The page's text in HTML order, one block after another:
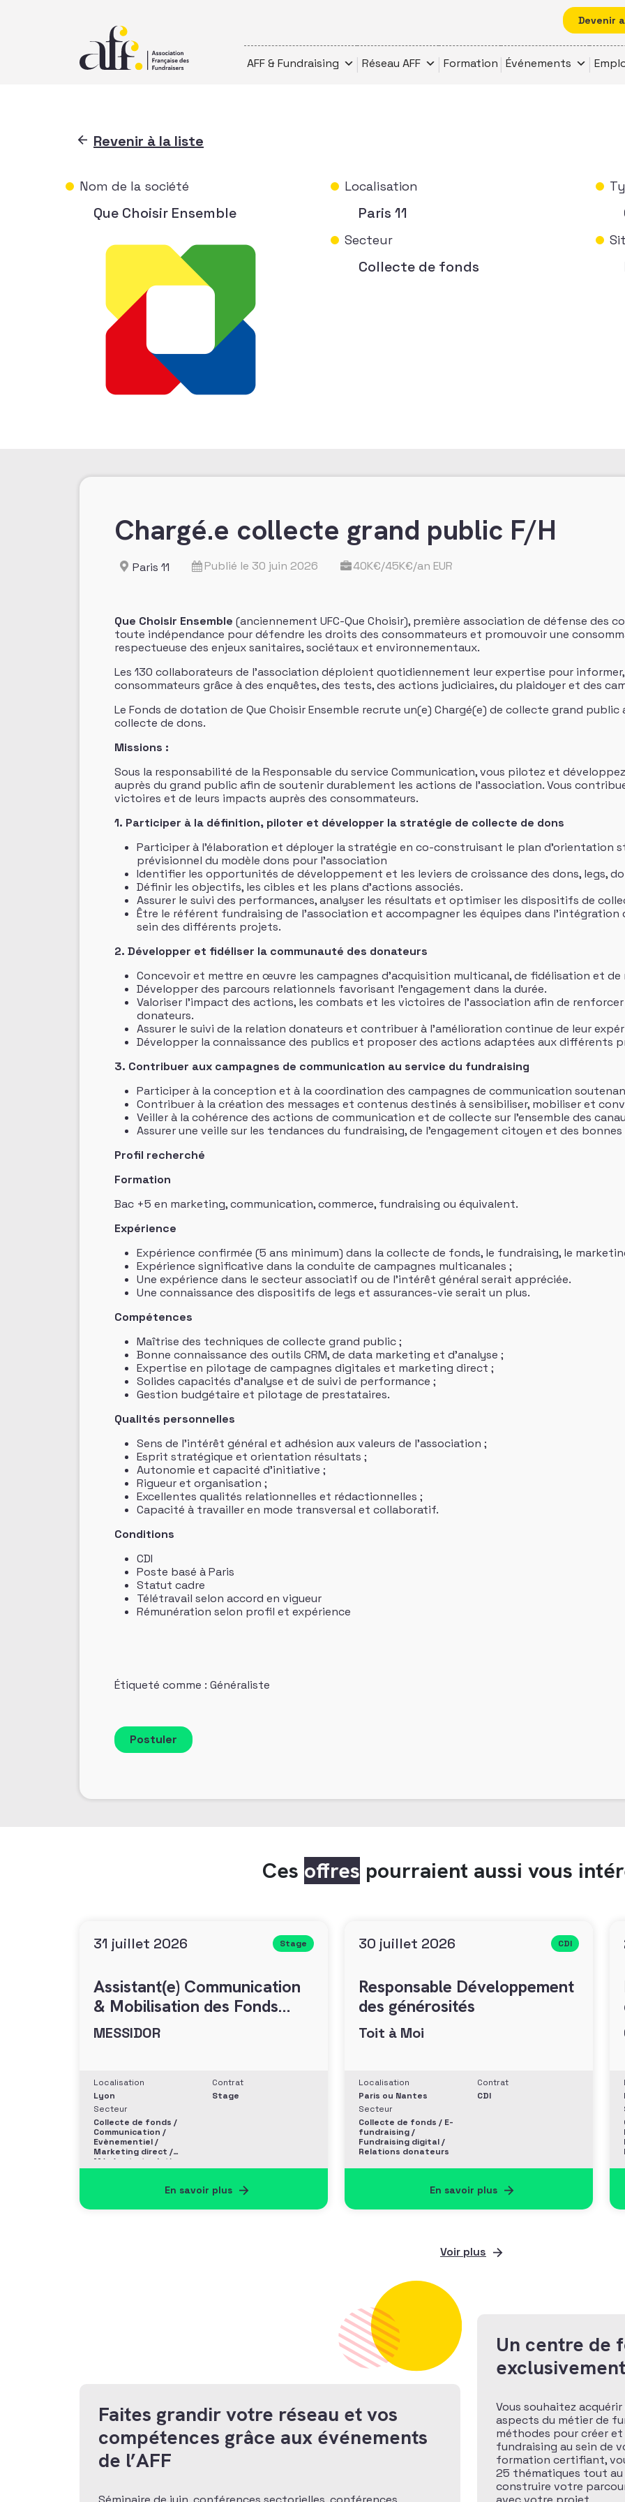
Devenir
AFF & Fundraising Réseau AFF Formation Événements
Revenir à la liste
Nom de la société
Que Choisir Ensemble
Localisation
Paris 11
Secteur
Collecte de fonds
Chargé.e collecte grand public F/H
Paris 11 Publié le 30 juin 2026 40K€/45K€/an EUR
Que Choisir Ensemble (anciennement UFC-Que Choisir), première association de défense des
toute indépendance pour défendre les droits des consommateurs et promouvoir une
respectueuse des enjeux sanitaires, sociétaux et environnementaux.
Les 130 collaborateurs de l’association déploient quotidiennement leur expertise pour
consommateurs grâce à des enquêtes, des tests, des actions judiciaires, du plaidoyer et des
Le Fonds de dotation de Que Choisir Ensemble recrute un(e) Chargé(e) de collecte grand public
collecte de dons.
Missions :
Sous la responsabilité de la Responsable du service Communication, vous pilotez et
auprès du grand public afin de soutenir durablement les actions de l’association. Vous
victoires et de leurs impacts auprès des consommateurs.
1. Participer à la définition, piloter et développer la stratégie de collecte de dons
Participer à l’élaboration et déployer la stratégie en co-construisant le plan d’orientation
prévisionnel du modèle dons pour l’association
Identifier les opportunités de développement et les leviers de croissance des dons, legs,
Définir les objectifs, les cibles et les plans d’actions associés.
Assurer le suivi des performances, analyser les résultats et optimiser les dispositifs de
Être le référent fundraising de l’association et accompagner les équipes dans l’intégration
sein des différents projets.
2. Développer et fidéliser la communauté des donateurs
Concevoir et mettre en œuvre les campagnes d’acquisition multicanal, de fidélisation et
Développer des parcours relationnels favorisant l’engagement dans la durée.
Valoriser l’impact des actions, les combats et les victoires de l’association afin de
donateurs.
Assurer le suivi de la relation donateurs et contribuer à l’amélioration continue de leur
Développer la connaissance des publics et proposer des actions adaptées aux différents
3. Contribuer aux campagnes de communication au service du fundraising
Participer à la conception et à la coordination des campagnes de communication
Contribuer à la création des messages et contenus destinés à sensibiliser, mobiliser et
Veiller à la cohérence des actions de communication et de collecte sur l’ensemble des
Assurer une veille sur les tendances du fundraising, de l’engagement citoyen et des
Profil recherché
Formation
Bac +5 en marketing, communication, commerce, fundraising ou équivalent.
Expérience
Expérience confirmée (5 ans minimum) dans la collecte de fonds, le fundraising, le
Expérience significative dans la conduite de campagnes multicanales ;
Une expérience dans le secteur associatif ou de l’intérêt général serait appréciée.
Une connaissance des dispositifs de legs et assurances-vie serait un plus.
Compétences
Maîtrise des techniques de collecte grand public ;
Bonne connaissance des outils CRM, de data marketing et d’analyse ;
Expertise en pilotage de campagnes digitales et marketing direct ;
Solides capacités d’analyse et de suivi de performance ;
Gestion budgétaire et pilotage de prestataires.
Qualités personnelles
Sens de l’intérêt général et adhésion aux valeurs de l’association ;
Esprit stratégique et orientation résultats ;
Autonomie et capacité d’initiative ;
Rigueur et organisation ;
Excellentes qualités relationnelles et rédactionnelles ;
Capacité à travailler en mode transversal et collaboratif.
Conditions
CDI
Poste basé à Paris
Statut cadre
Télétravail selon accord en vigueur
Rémunération selon profil et expérience
Étiqueté comme : Généraliste
Ces offres pourraient aussi vous
31 juillet 2026 Stage
Assistant(e) Communication
& Mobilisation des Fonds
(H/F)
MESSIDOR
Localisation
Lyon
Secteur
Collecte de fonds /
Communication /
Evènementiel /
Marketing direct /
Mécénat et relation
entreprise
Contrat
Stage
En savoir plus
30 juillet 2026 CDI
Responsable Développement
des générosités
Toit à Moi
Localisation
Paris ou Nantes
Secteur
Collecte de fonds / E-
fundraising /
Fundraising digital /
Relations donateurs
Contrat
CDI
En savoir plus
Voir plus
Faites grandir votre réseau et vos
compétences grâce aux événements
de l’AFF
Un centre de
Vous souhaitez
aspects du métier de
méthodes pour créer
fundraising au sein de
formation certifiant,
25 thématiques tout au
construire votre